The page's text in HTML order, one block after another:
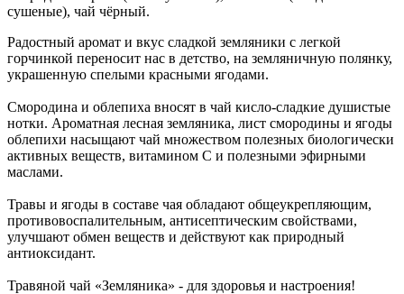
сушеные), чай чёрный.
Радостный аромат и вкус сладкой земляники с легкой
горчинкой переносит нас в детство, на земляничную полянку,
украшенную спелыми красными ягодами.
Смородина и облепиха вносят в чай кисло-сладкие душистые
нотки. Ароматная лесная земляника, лист смородины и ягоды
облепихи насыщают чай множеством полезных биологически
активных веществ, витамином С и полезными эфирными
маслами.
Травы и ягоды в составе чая обладают общеукрепляющим,
противовоспалительным, антисептическим свойствами,
улучшают обмен веществ и действуют как природный
антиоксидант.
Травяной чай «Земляника» - для здоровья и настроения!